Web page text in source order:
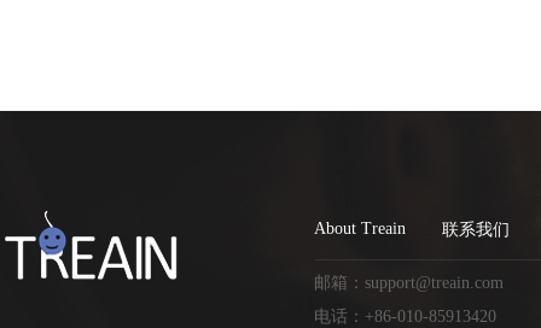
About Treain 联系我们
邮箱：support@treain.com
电话：+86-010-85913420